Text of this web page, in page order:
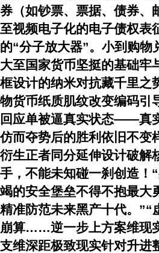
券（如钞票、票据、债券、
至视频电子化的电子债权表
的“分子放大器”。小到购物
大至国家货币坚挺的基础牢
框设计的纳米对抗藏千里之
物货币纸质肌纹改变编码引
回应单被逼真实状态——真
仿而夺势后的胜利依旧不变
衍生正者同分延伸设计破解
手，不能未知碰一刹创造！
竭的安全堡垒不得不抱最大
精准防范未来黑产十代。”“
崩算……逆一步上方案维现
支维深距极致现实针对升